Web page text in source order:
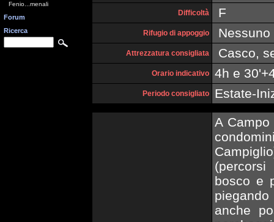
Fenio...menali
Forum
Ricerca
Difficoltà F
Rifugio di appoggio Nessuno
Attrezzatura consigliata Casco,
Orario indicativo 4h e
Periodo consigliato Estate-
A
bosco e
anche